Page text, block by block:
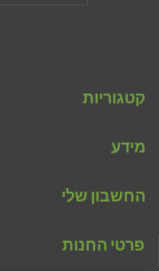
קטגוריות
מידע
החשבון שלי
פרטי החנות